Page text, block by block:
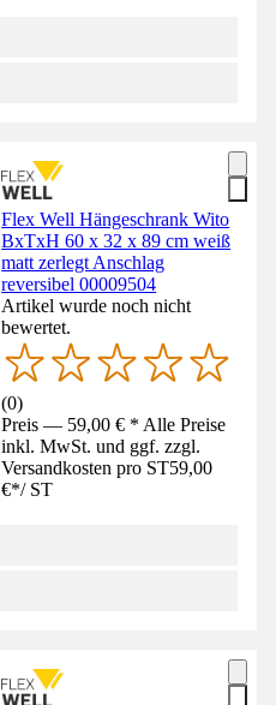
Flex Well Hängeschrank Wito
BxTxH 60 x 32 x 89 cm weiß
matt zerlegt Anschlag
reversibel 00009504
Artikel wurde noch nicht
bewertet.
(0)
Preis — 59,00 € * Alle Preise
inkl. MwSt. und ggf. zzgl.
Versandkosten pro ST59,00
€*/ ST